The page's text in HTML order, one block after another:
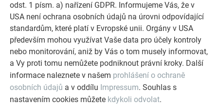
odst. 1 písm. a) nařízení GDPR. Informujeme Vás, že v
USA není ochrana osobních údajů na úrovni odpovídající
standardům, které platí v Evropské unii. Orgány v USA
především mohou využívat Vaše data pro účely kontroly
nebo monitorování, aniž by Vás o tom musely informovat,
a Vy proti tomu nemůžete podniknout právní kroky. Další
informace naleznete v našem prohlášení o ochraně
osobních údajů a v oddílu Impressum. Souhlas s
nastavením cookies můžete kdykoli odvolat.
Udržitelnost je i nadále základem našeho úspěchu jako
skupiny společností. Zaměřujeme se na dosažení nejvyšších
standardů environmentálního managementu a kontroly a
proaktivní řešení problémů spojených se změnou klimatu. Za
tímto účelem jsme zahájili komplexní programy na zlepšení
energetické účinnosti, zvýšení využívání alternativních paliv,
snížení znečištění ovzduší, optimalizaci využití vody, snížení
odpadu a zlepšení recyklace.